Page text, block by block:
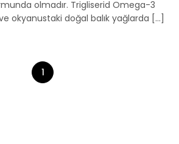
olmadır. Trigliserid Omega-3
okyanustaki doğal balık yağlarda [...]
1